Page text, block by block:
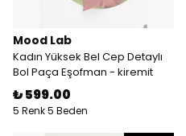
Mood Lab
Kadın Yüksek Bel Cep Detaylı
Bol Paça Eşofman - kiremit
₺ 599.00
5 Renk 5 Beden